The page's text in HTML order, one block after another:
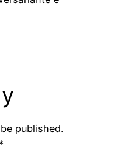
published.
*